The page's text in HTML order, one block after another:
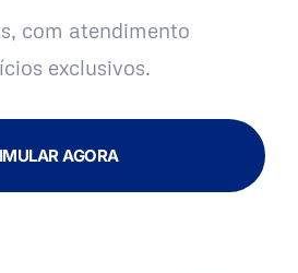
com atendimento
exclusivos.
AGORA